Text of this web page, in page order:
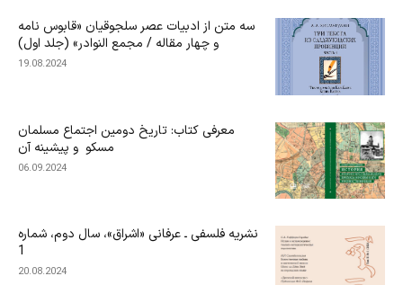
سه متن از ادبیات عصر سلجوقیان «قابوس نامه
و چهار مقاله / مجمع النوادر» (جلد اول)
19.08.2024
معرفی کتاب: تاریخ دومین اجتماع مسلمان
مسکو و پیشینه آن
06.09.2024
نشریه فلسفی ـ عرفانی «اشراق»، سال دوم، شماره
1
20.08.2024